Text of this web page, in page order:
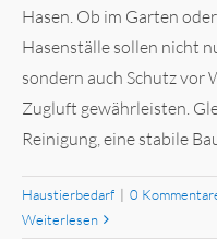
Hasen. Ob im Garten
Hasenställe sollen nicht
sondern auch Schutz vor
Zugluft gewährleisten.
Reinigung, eine stabile
Haustierbedarf | 0
Weiterlesen